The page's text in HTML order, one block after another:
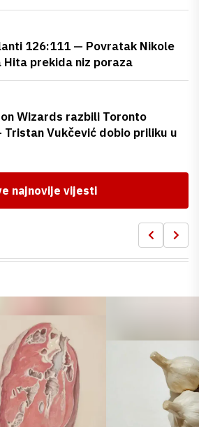
126:111 — Povratak Nikole
prekida niz poraza
Wizards razbili Toronto
Vukčević dobio priliku u
najnovije vijesti